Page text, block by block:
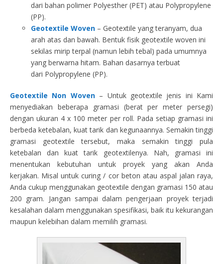
dari bahan polimer Polyesther (PET) atau Polypropylene
(PP).
Geotextile Woven – Geotextile yang teranyam, dua
arah atas dan bawah. Bentuk fisik geotextile woven ini
sekilas mirip terpal (namun lebih tebal) pada umumnya
yang berwarna hitam. Bahan dasarnya terbuat
dari Polypropylene (PP).
Geotextile Non Woven– Untuk geotextile jenis ini Kami
menyediakan beberapa gramasi (berat per meter persegi)
dengan ukuran 4 x 100 meter per roll. Pada setiap gramasi ini
berbeda ketebalan, kuat tarik dan kegunaannya. Semakin tinggi
gramasi geotextile tersebut, maka semakin tinggi pula
ketebalan dan kuat tarik geotextilenya. Nah, gramasi ini
menentukan kebutuhan untuk proyek yang akan Anda
kerjakan. Misal untuk curing / cor beton atau aspal jalan raya,
Anda cukup menggunakan geotextile dengan gramasi 150 atau
200 gram. Jangan sampai dalam pengerjaan proyek terjadi
kesalahan dalam menggunakan spesifikasi, baik itu kekurangan
maupun kelebihan dalam memilih gramasi.